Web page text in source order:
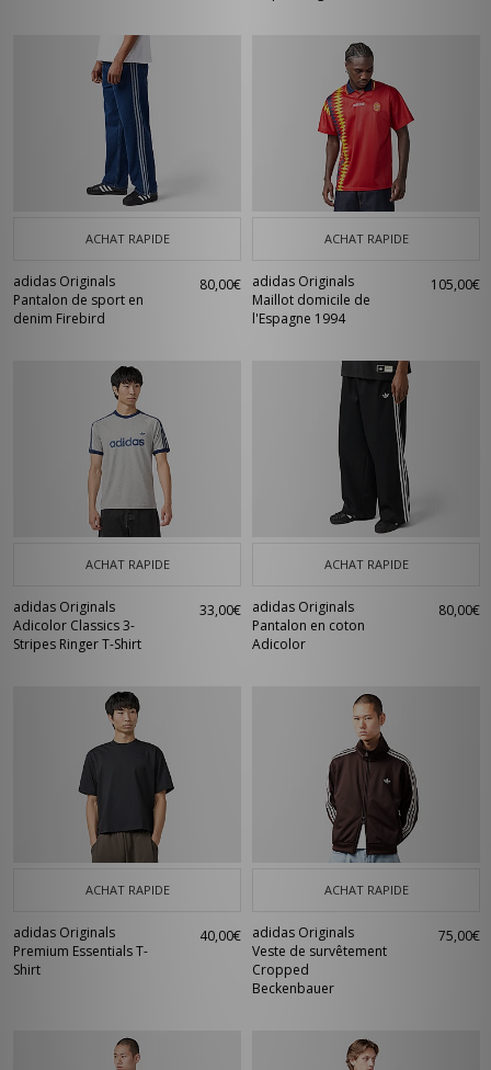
ACHAT RAPIDE
adidas Originals
Pantalon de sport en
denim Firebird
80,00€
ACHAT RAPIDE
adidas Originals
Maillot domicile de
l'Espagne 1994
105,00€
ACHAT RAPIDE
adidas Originals
Adicolor Classics 3-
Stripes Ringer T-Shirt
33,00€
ACHAT RAPIDE
adidas Originals
Pantalon en coton
Adicolor
80,00€
ACHAT RAPIDE
adidas Originals
Premium Essentials T-
Shirt
40,00€
ACHAT RAPIDE
adidas Originals
Veste de survêtement
Cropped
Beckenbauer
75,00€